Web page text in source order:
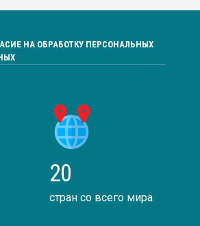
НА ОБРАБОТКУ ПЕРСОНАЛЬНЫХ
20
стран со всего мира